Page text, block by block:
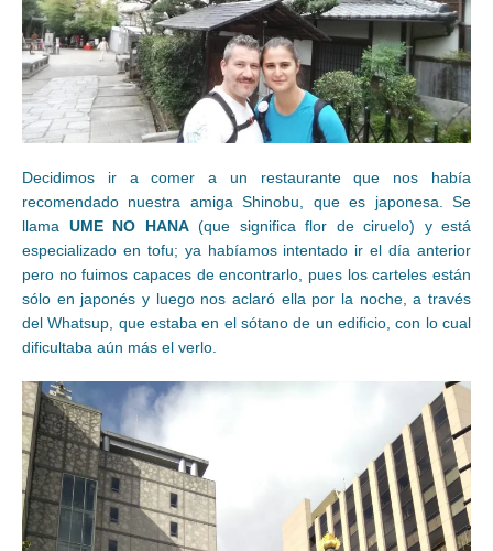
Decidimos ir a comer a un restaurante que nos había
recomendado nuestra amiga Shinobu, que es japonesa. Se
llama UME NO HANA(que significa flor de ciruelo) y está
especializado en tofu; ya habíamos intentado ir el día anterior
pero no fuimos capaces de encontrarlo, pues los carteles están
sólo en japonés y luego nos aclaró ella por la noche, a través
del Whatsup, que estaba en el sótano de un edificio, con lo cual
dificultaba aún más el verlo.